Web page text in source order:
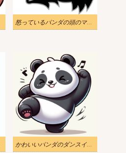
怒っているパンダの頭のマスコット イラスト
かわいいパンダのダンスイラスト 2